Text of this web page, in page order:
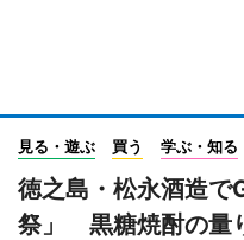
見る・遊ぶ 買う 学ぶ・知る
徳之島・松永酒造で
祭」 黒糖焼酎の量